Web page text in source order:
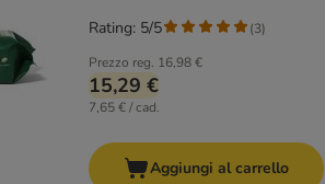
Prezzo reg. 16,98 €
15,29 €
7,65 € / cad.
Rating: 5/5 (3)
Aggiungi al carrello